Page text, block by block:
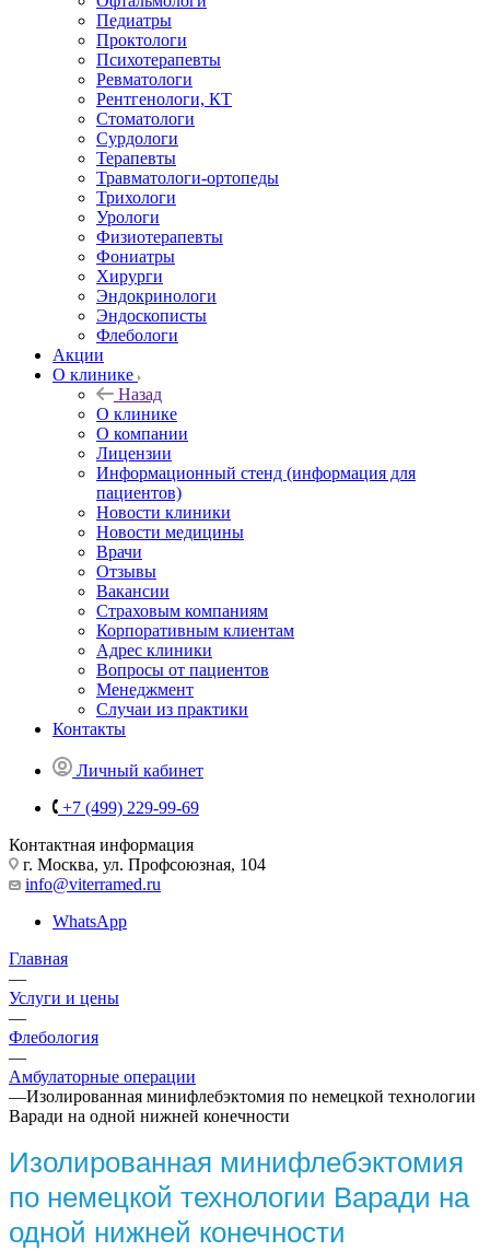
Педиатры
Проктологи
Психотерапевты
Ревматологи
Рентгенологи, КТ
Стоматологи
Сурдологи
Терапевты
Травматологи-ортопеды
Трихологи
Урологи
Физиотерапевты
Фониатры
Хирурги
Эндокринологи
Эндоскописты
Флебологи
Акции
О клинике
Назад
О клинике
О компании
Лицензии
Информационный стенд (информация для
пациентов)
Новости клиники
Новости медицины
Врачи
Отзывы
Вакансии
Страховым компаниям
Корпоративным клиентам
Адрес клиники
Вопросы от пациентов
Менеджмент
Случаи из практики
Контакты
Личный кабинет
+7 (499) 229-99-69
Контактная информация
г. Москва, ул. Профсоюзная, 104
info@viterramed.ru
WhatsApp
Главная
—
Услуги и цены
—
Флебология
—
Амбулаторные операции
—Изолированная минифлебэктомия по немецкой технологии
Варади на одной нижней конечности
Изолированная минифлебэктомия
по немецкой технологии Варади на
одной нижней конечности